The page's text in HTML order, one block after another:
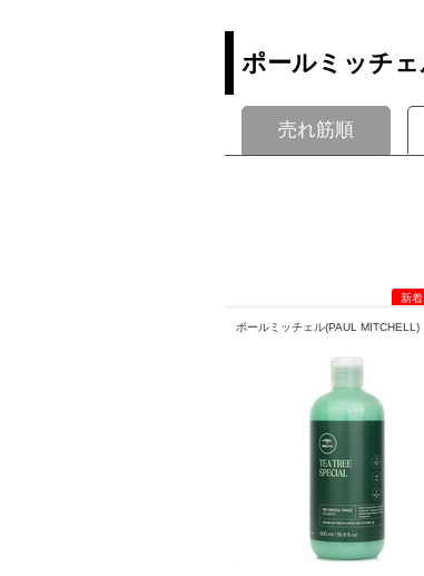
ポールミッチ
売れ筋順
ポールミッチェル(PAUL MITCHELL)